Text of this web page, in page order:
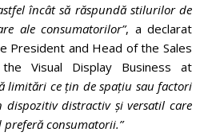
încât să răspundăstilurilor de
ale consumatorilor”, a declarat
President and Head of the Sales
Visual Display Business at
limitări ce țin de spațiu sau factori
dispozitiv distractiv și versatil care
preferă consumatorii.”